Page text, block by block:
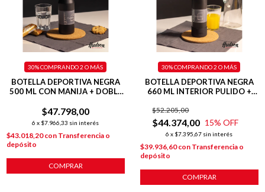
BOTELLA DEPORTIVA NEGRA
500 ML CON MANIJA + DOBLE
$47.798,00
6 x $7.966,33 sin interés
30%COMPRANDO 2 O MÁS
$43.018,20con Transferencia o
depósito
COMPRAR
BOTELLA DEPORTIVA NEGRA
660 ML INTERIOR PULIDO +
$44.374,00
$52.205,00
15% OFF
6 x $7.395,67 sin interés
30%COMPRANDO 2 O MÁS
$39.936,60con Transferencia o
depósito
COMPRAR